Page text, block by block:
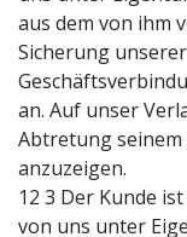
aus dem von ihm
Sicherung
an. Auf unser
Abtretung
anzuzeigen.
12 3 Der Kunde
von uns unter